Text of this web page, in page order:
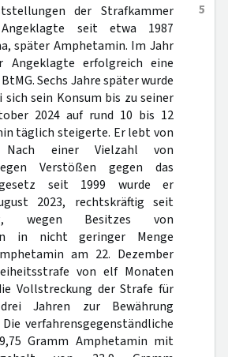
5
der Strafkammer
seit etwa 1987
später Amphetamin. Im Jahr
Angeklagte erfolgreich eine
Sechs Jahre später wurde
sein Konsum bis zu seiner
2024 auf rund 10 bis 12
täglich steigerte. Er lebt von
Nach einer Vielzahl von
Verstößen gegen das
seit 1999 wurde er
2023, rechtskräftig seit
wegen Besitzes von
in nicht geringer Menge
am 22. Dezember
von elf Monaten
Vollstreckung der Strafe für
Jahren zur Bewährung
verfahrensgegenständliche
Gramm Amphetamin mit